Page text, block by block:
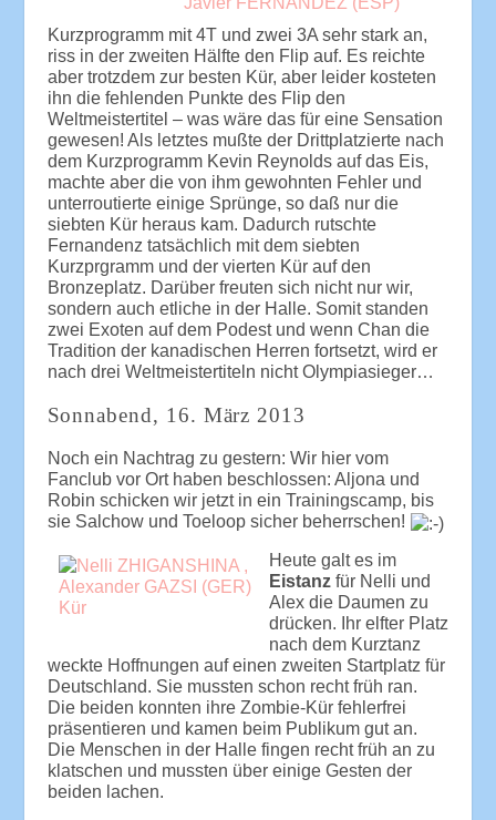
Kurzprogramm mit 4T und zwei 3A sehr stark an,
riss in der zweiten Hälfte den Flip auf. Es reichte
aber trotzdem zur besten Kür, aber leider kosteten
ihn die fehlenden Punkte des Flip den
Weltmeistertitel – was wäre das für eine Sensation
gewesen! Als letztes mußte der Drittplatzierte nach
dem Kurzprogramm Kevin Reynolds auf das Eis,
machte aber die von ihm gewohnten Fehler und
unterroutierte einige Sprünge, so daß nur die
siebten Kür heraus kam. Dadurch rutschte
Fernandenz tatsächlich mit dem siebten
Kurzprgramm und der vierten Kür auf den
Bronzeplatz. Darüber freuten sich nicht nur wir,
sondern auch etliche in der Halle. Somit standen
zwei Exoten auf dem Podest und wenn Chan die
Tradition der kanadischen Herren fortsetzt, wird er
nach drei Weltmeistertiteln nicht Olympiasieger…
Sonnabend, 16. März 2013
Noch ein Nachtrag zu gestern: Wir hier vom
Fanclub vor Ort haben beschlossen: Aljona und
Robin schicken wir jetzt in ein Trainingscamp, bis
sie Salchow und Toeloop sicher beherrschen!
Heute galt es im
Eistanzfür Nelli und
Alex die Daumen zu
drücken. Ihr elfter Platz
nach dem Kurztanz
weckte Hoffnungen auf einen zweiten Startplatz für
Deutschland. Sie mussten schon recht früh ran.
Die beiden konnten ihre Zombie-Kür fehlerfrei
präsentieren und kamen beim Publikum gut an.
Die Menschen in der Halle fingen recht früh an zu
klatschen und mussten über einige Gesten der
beiden lachen.